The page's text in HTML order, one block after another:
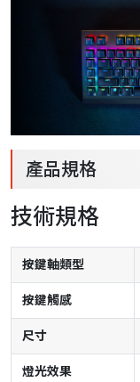
產品規格
技術規格
按鍵軸類型
按鍵觸感
尺寸
燈光效果